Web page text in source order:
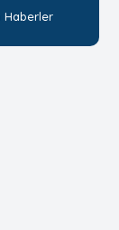
Haberler